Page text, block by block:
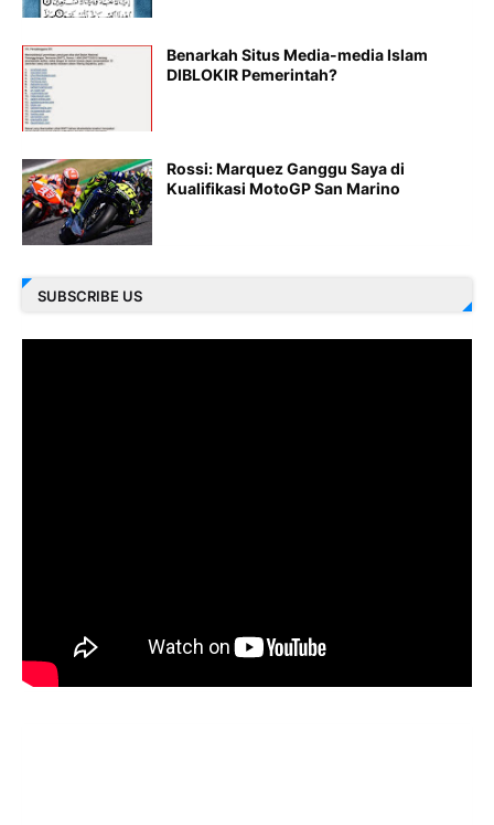
Benarkah Situs Media-media Islam
DIBLOKIR Pemerintah?
Rossi: Marquez Ganggu Saya di
Kualifikasi MotoGP San Marino
SUBSCRIBE US